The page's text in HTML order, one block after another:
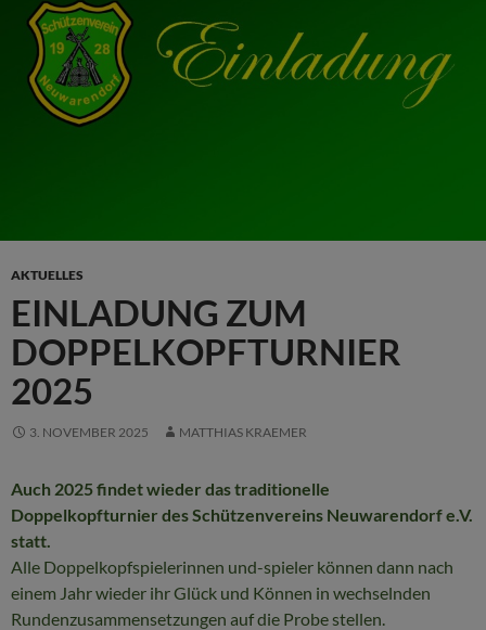
AKTUELLES
EINLADUNG ZUM
DOPPELKOPFTURNIER
2025
3. NOVEMBER 2025 MATTHIAS KRAEMER
Auch 2025 findet wieder das traditionelle
Doppelkopfturnier des Schützenvereins Neuwarendorf e.V.
statt
Alle Doppelkopfspielerinnen und-spieler können dann nach
einem Jahr wieder ihr Glück und Können in wechselnden
Rundenzusammensetzungen auf die Probe stellen.